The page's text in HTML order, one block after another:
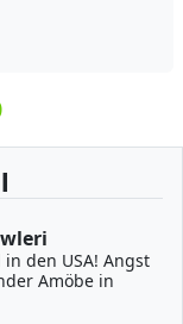
in den USA! Angst
Amöbe in